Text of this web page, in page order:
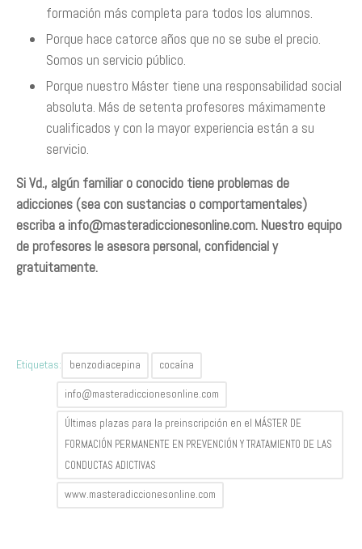
formación más completa para todos los alumnos.
Porque hace catorce años que no se sube el precio.
Somos un servicio público.
Porque nuestro Máster tiene una responsabilidad social
absoluta. Más de setenta profesores máximamente
cualificados y con la mayor experiencia están a su
servicio.
Si Vd., algún familiar o conocido tiene problemas de
adicciones (sea con sustancias o comportamentales)
escriba a info@masteradiccionesonline.com. Nuestro equipo
de profesores le asesora personal, confidencial y
gratuitamente.
Etiquetas: benzodiacepina cocaína
info@masteradiccionesonline.com
Últimas plazas para la preinscripción en el MÁSTER DE
FORMACIÓN PERMANENTE EN PREVENCIÓN Y TRATAMIENTO DE LAS
CONDUCTAS ADICTIVAS
www.masteradiccionesonline.com